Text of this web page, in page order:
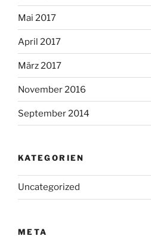
Mai 2017
April 2017
März 2017
November 2016
September 2014
KATEGORIEN
Uncategorized
META